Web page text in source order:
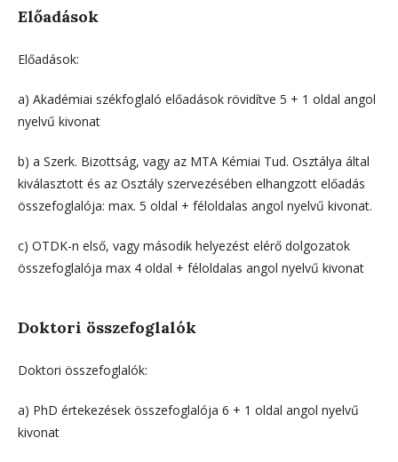
Előadások
Előadások:
a) Akadémiai székfoglaló előadások rövidítve 5 + 1 oldal angol
nyelvű kivonat
b) a Szerk. Bizottság, vagy az MTA Kémiai Tud. Osztálya által
kiválasztott és az Osztály szervezésében elhangzott előadás
összefoglalója: max. 5 oldal + féloldalas angol nyelvű kivonat.
c) OTDK-n első, vagy második helyezést elérő dolgozatok
összefoglalója max 4 oldal + féloldalas angol nyelvű kivonat
Doktori összefoglalók
Doktori összefoglalók:
a) PhD értekezések összefoglalója 6 + 1 oldal angol nyelvű
kivonat